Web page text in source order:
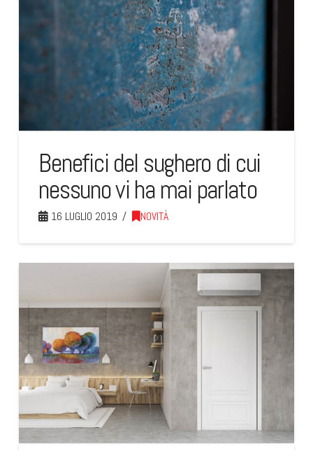
Benefici del sughero di cui
nessuno vi ha mai parlato
16 LUGLIO 2019 NOVITÀ